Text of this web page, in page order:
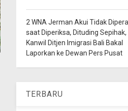
2 WNA Jerman Akui Tidak
saat Diperiksa, Dituding Sepihak,
Kanwil Ditjen Imigrasi Bali Bakal
Laporkan ke Dewan Pers Pusat
TERBARU